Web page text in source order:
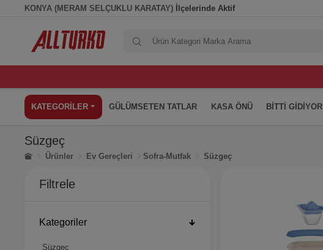
KONYA (MERAM SELÇUKLU KARATAY) İlçelerinde Aktif
KATEGORİLER GÜLÜMSETEN TATLAR KASA ÖNÜ BİTTİ GİDİYOR
Süzgeç
Ürünler Ev Gereçleri Sofra-Mutfak Süzgeç
Filtrele
Kategoriler
Süzgeç